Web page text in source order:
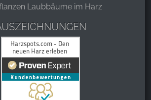
Laubbäume im Harz